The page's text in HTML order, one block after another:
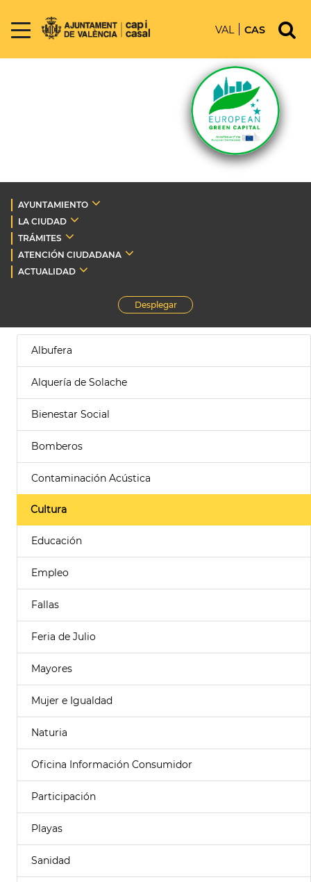
VAL CAS
AYUNTAMIENTO
LA CIUDAD
TRÁMITES
ATENCIÓN CIUDADANA
ACTUALIDAD
Desplegar
Albufera
Alquería de Solache
Bienestar Social
Bomberos
Contaminación Acústica
Cultura
Educación
Empleo
Fallas
Feria de Julio
Mayores
Mujer e Igualdad
Naturia
Oficina Información Consumidor
Participación
Playas
Sanidad